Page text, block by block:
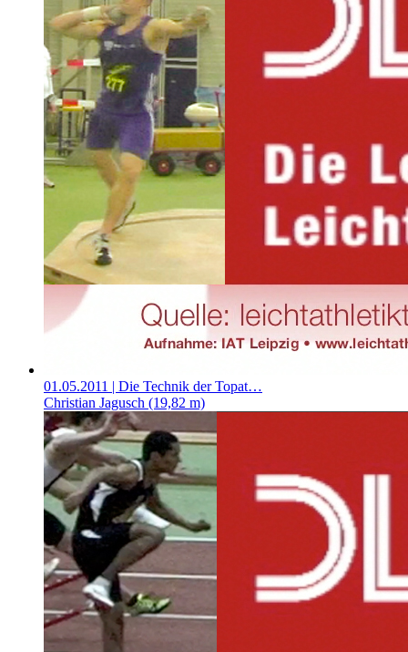
01.05.2011 | Die Technik der Topat…
Christian Jagusch (19,82 m)